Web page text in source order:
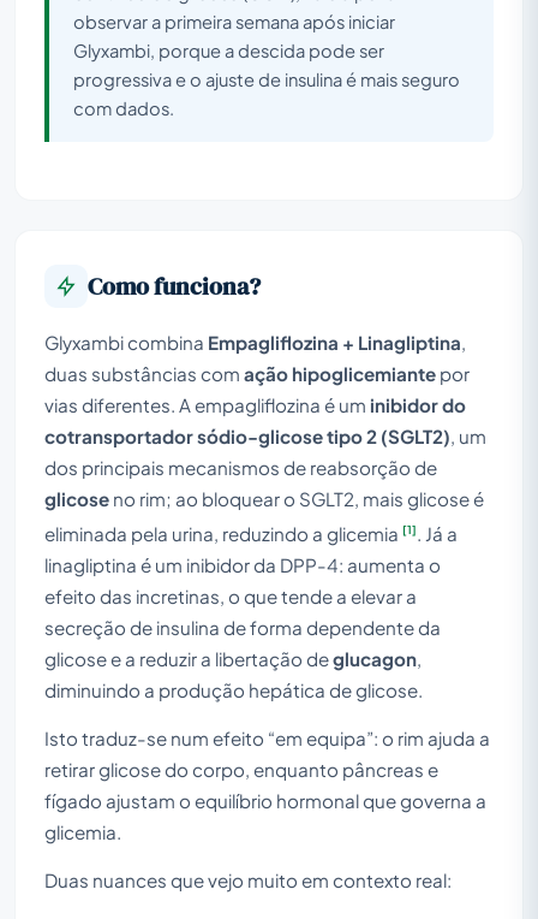
observar a primeira semana após iniciar
Glyxambi, porque a descida pode ser
progressiva e o ajuste de insulina é mais seguro
com dados.
Como funciona?
Glyxambi combina Empagliflozina + Linagliptina
duas substâncias com ação hipoglicemiante por
vias diferentes. A empagliflozina é um inibidor do
cotransportador sódio-glicose tipo 2 (SGLT2) , um
dos principais mecanismos de reabsorção de
glicose no rim; ao bloquear o SGLT2, mais glicose é
eliminada pela urina, reduzindo a glicemia [1]
. Já a
linagliptina é um inibidor da DPP-4: aumenta o
efeito das incretinas, o que tende a elevar a
secreção de insulina de forma dependente da
glicose e a reduzir a libertação deglucagon
diminuindo a produção hepática de glicose.
Isto traduz-se num efeito “em equipa”: o rim ajuda a
retirar glicose do corpo, enquanto pâncreas e
fígado ajustam o equilíbrio hormonal que governa a
glicemia.
Duas nuances que vejo muito em contexto real: